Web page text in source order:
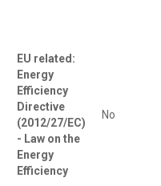
EU related:
Energy
Efficiency
Directive
(2012/27/EC)
- Law on the
Energy
Efficiency
No